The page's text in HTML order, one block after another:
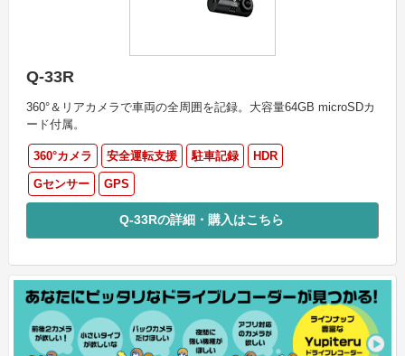
Q-33R
360°＆リアカメラで車両の全周囲を記録。大容量64GB microSDカ
ード付属。
360°カメラ 安全運転支援 駐車記録 HDR
Gセンサー GPS
Q-33Rの詳細・購入はこちら